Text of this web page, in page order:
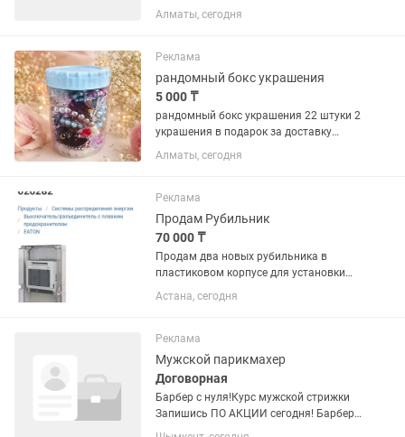
Свободное владение компьютером.
Высокая ответственность и
который станет лицом нашей школы и
будет...
Алматы, сегодня
Реклама
рандомный бокс украшения
5 000 ₸
рандомный бокс украшения 22 штуки 2
украшения в подарок за доставку
Упаковка коробка или зип пакет с
бабочками и стружка Можно и по
тоже идут Отправлю яндекс...
Алматы, сегодня
Реклама
Продам Рубильник
70 000 ₸
Продам два новых рубильника в
пластиковом корпусе для установки
плавких вставок до 630А. За наличный
расчет. Разъединители помещены в
Астана, сегодня
Реклама
Мужской парикмахер
Договорная
Барбер с нуля!Курс мужской стрижки
Запишись ПО АКЦИИ сегодня! Барбер
с нуля! Курс мужской стрижки